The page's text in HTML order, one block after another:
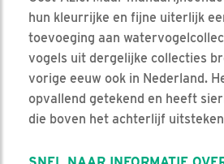
hun kleurrijke en fijne uiterlijk
toevoeging aan
vogels uit dergelijke collecties
vorige eeuw ook in Nederland.
opvallend getekend en heeft
die boven het achterlijf